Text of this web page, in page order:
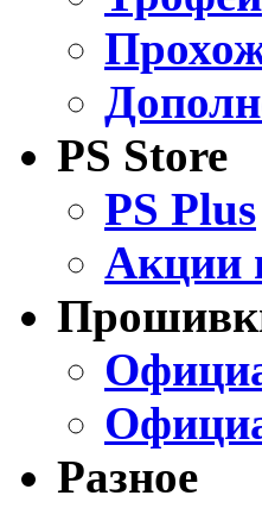
PS Store
PS Plus
Акции
Разное